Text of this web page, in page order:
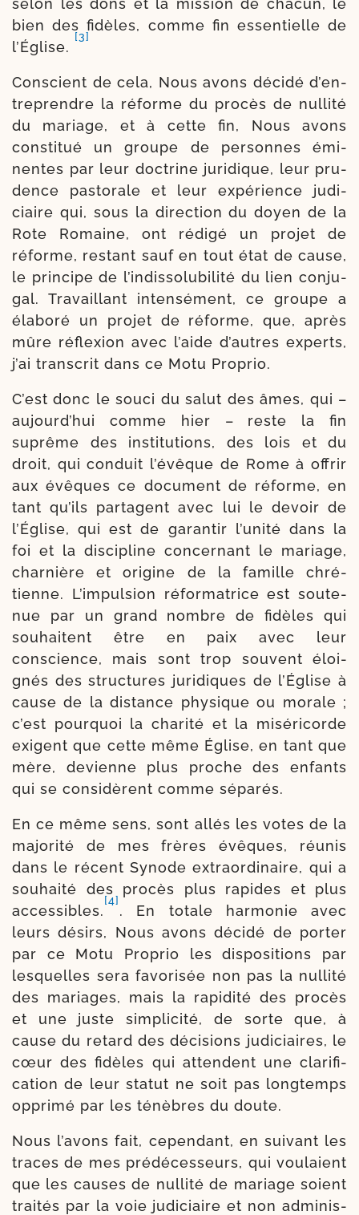
selon les dons et la mis­sion de cha­cun, le
bien des fidèles, comme fin essen­tielle de
l’Église.
[3]
Conscient de cela, Nous avons déci­dé d’en­
tre­prendre la réforme du pro­cès de nul­li­té
du mariage, et à cette fin, Nous avons
consti­tué un groupe de per­sonnes émi­
nentes par leur doc­trine juri­dique, leur pru­
dence pas­to­rale et leur expé­rience judi­
ciaire qui, sous la direc­tion du doyen de la
Rote Romaine, ont rédi­gé un pro­jet de
réforme, res­tant sauf en tout état de cause,
le prin­cipe de l’in­dis­so­lu­bi­li­té du lien conju­
gal. Travaillant inten­sé­ment, ce groupe a
éla­bo­ré un pro­jet de réforme, que, après
mûre réflexion avec l’aide d’autres experts,
j’ai trans­crit dans ce Motu Proprio.
C’est donc le sou­ci du salut des âmes, qui –
aujourd’­hui comme hier – reste la fin
suprême des ins­ti­tu­tions, des lois et du
droit, qui conduit l’é­vêque de Rome à offrir
aux évêques ce docu­ment de réforme, en
tant qu’ils par­tagent avec lui le devoir de
l’Église, qui est de garan­tir l’u­ni­té dans la
foi et la dis­ci­pline concer­nant le mariage,
char­nière et ori­gine de la famille chré­
tienne. L’impulsion réfor­ma­trice est sou­te­
nue par un grand nombre de fidèles qui
sou­haitent être en paix avec leur
conscience, mais sont trop sou­vent éloi­
gnés des struc­tures juri­diques de l’Église à
cause de la dis­tance phy­sique ou morale ;
c’est pour­quoi la cha­ri­té et la misé­ri­corde
exigent que cette même Église, en tant que
mère, devienne plus proche des enfants
qui se consi­dèrent comme séparés.
En ce même sens, sont allés les votes de la
majo­ri­té de mes frères évêques, réunis
dans le récent Synode extra­or­di­naire, qui a
sou­hai­té des pro­cès plus rapides et plus
acces­sibles.
[4]
. En totale har­mo­nie avec
leurs dési­rs, Nous avons déci­dé de por­ter
par ce Motu Proprio les dis­po­si­tions par
les­quelles sera favo­ri­sée non pas la nul­li­té
des mariages, mais la rapi­di­té des pro­cès
et une juste sim­pli­ci­té, de sorte que, à
cause du retard des déci­sions judi­ciaires, le
cœur des fidèles qui attendent une cla­ri­fi­
ca­tion de leur sta­tut ne soit pas long­temps
oppri­mé par les ténèbres du doute.
Nous l’avons fait, cepen­dant, en sui­vant les
traces de mes pré­dé­ces­seurs, qui vou­laient
que les causes de nul­li­té de mariage soient
trai­tés par la voie judi­ciaire et non admi­nis­